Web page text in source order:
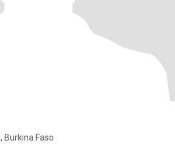
Burkina Faso